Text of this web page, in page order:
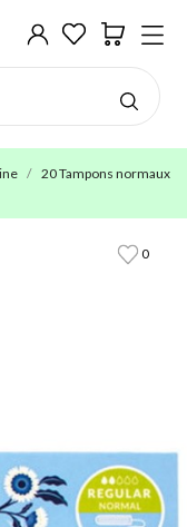
20 Tampons normaux
0